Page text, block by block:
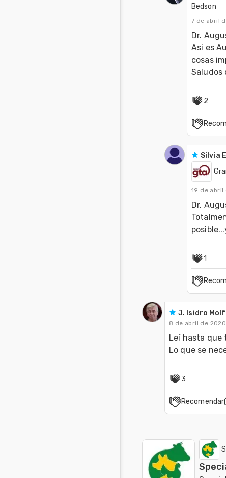
Bedson
7 de abril
Dr.
Asi es
cosas
Saludos
2
Silvia
19 de abril
Dr.
1
J. Isidro
8 de abril de 2020
Leí hasta que
Lo que se
3
Recomendar